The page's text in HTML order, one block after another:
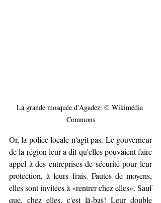
La grande mosquée d'Agadez. © Wikimédia
Commons
Or, la police locale n'agit pas. Le gouverneur
de la région leur a dit qu'elles pouvaient faire
appel à des entreprises de sécurité pour leur
protection, à leurs frais. Fautes de moyens,
elles sont invitées à «rentrer chez elles». Sauf
que, chez elles, c'est là-bas! Leur double